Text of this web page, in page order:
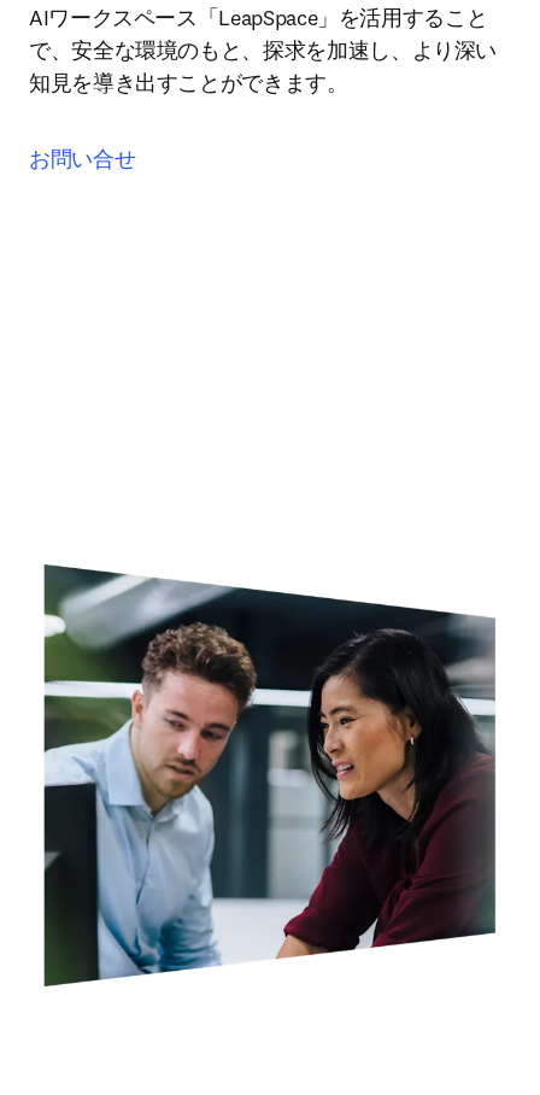
AIワークスペース「LeapSpace」を活用すること
で、安全な環境のもと、探求を加速し、より深い
知見を導き出すことができます。
お問い合せ